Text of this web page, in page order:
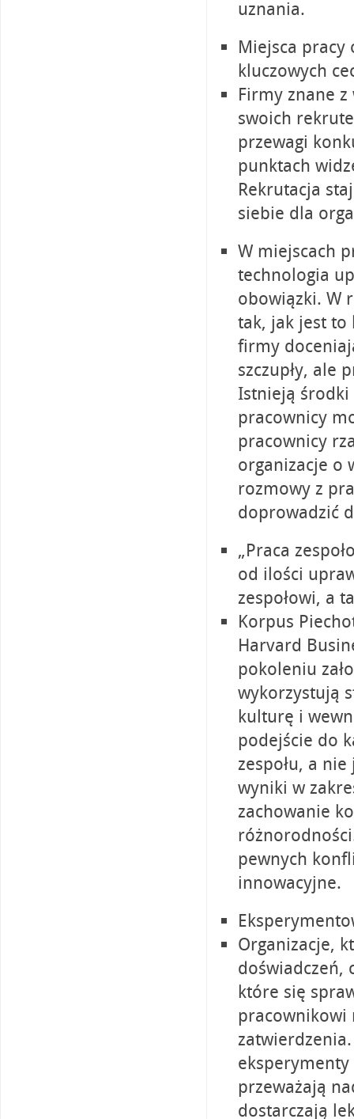
uznania.
Miejsca pracy
kluczowych
Firmy znane
swoich
przewagi
punktach
Rekrutacja
siebie dla
W miejscach
technologia
obowiązki. W
tak, jak jest to
firmy
szczupły, ale
Istnieją środki
pracownicy
pracownicy
organizacje o
rozmowy z
doprowadzić
„Praca
od ilości
zespołowi, a
Korpus
Harvard
pokoleniu
wykorzystują
kulturę i
podejście do
zespołu, a
wyniki w
zachowanie
pewnych
innowacyjne.
Organizacje,
doświadczeń,
które się
pracownikowi
przeważają
dostarczają